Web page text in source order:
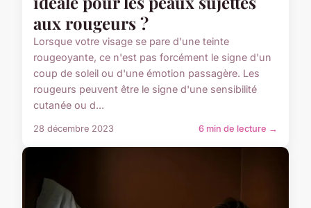
aux rougeurs ?
Lorsque votre visage se pare d'une teinte
rougeoyante, ce n'est pas forcément le signe d'un
coup de soleil ou d'une émotion passagère. Les
rougeurs peuvent être le signe d'une sensibilité
cutanée ou d...
28 décembre 2023 6 min de lecture →